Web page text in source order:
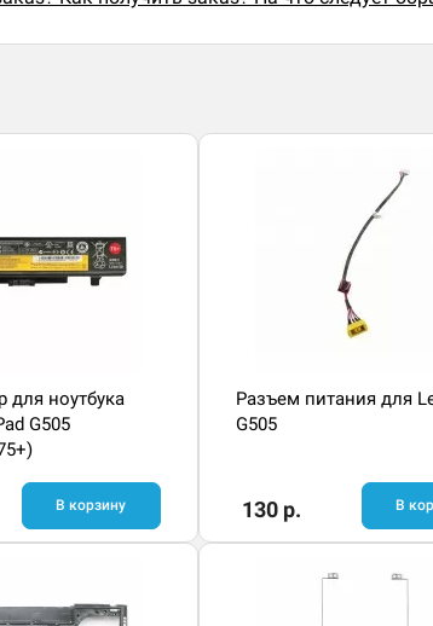
для ноутбука
G505
В корзину
Разъем питания для
G505
130 р. В